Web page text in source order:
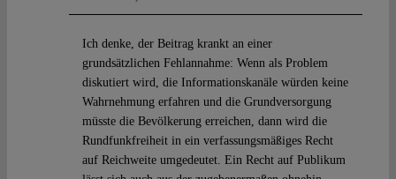
Ich denke, der Beitrag krankt an einer
grundsätzlichen Fehlannahme: Wenn als Problem
diskutiert wird, die Informationskanäle würden keine
Wahrnehmung erfahren und die Grundversorgung
müsste die Bevölkerung erreichen, dann wird die
Rundfunkfreiheit in ein verfassungsmäßiges Recht
auf Reichweite umgedeutet. Ein Recht auf Publikum